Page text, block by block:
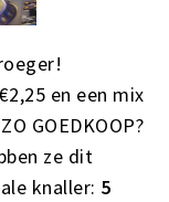
en een mix
GOEDKOOP?
ze dit
knaller: 5